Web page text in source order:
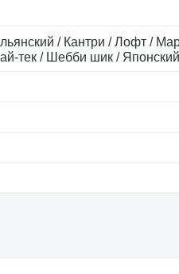
/ Кантри / Лофт /
тек / Шебби шик / Японский